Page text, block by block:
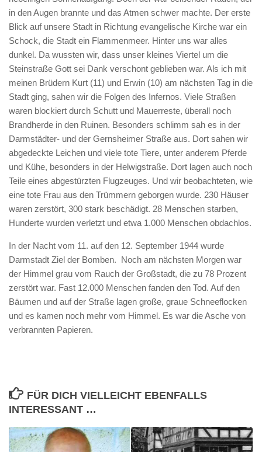
in den Augen brannte und das Atmen schwer machte. Der erste
Blick auf unsere Stadt in Richtung evangelische Kirche war ein
Schock, die Stadt ein Flammenmeer. Hinter uns war alles
dunkel. Da wussten wir, dass unser kleines Viertel um die
Steinstraße Gott sei Dank verschont geblieben war. Als ich mit
meinen Brüdern Kurt (11) und Erwin (10) am nächsten Tag in die
Stadt ging, sahen wir die Folgen des Infernos. Viele Straßen
waren blockiert durch Schutt und Mauerreste, überall noch
Brandherde in den Ruinen. Besonders schlimm sah es in der
Darmstädter- und der Gernsheimer Straße aus. Dort sahen wir
abgedeckte Leichen und viele tote Tiere, unter anderem Pferde
und Kühe, besonders in der Helwigstraße. Dort lagen auch noch
Teile eines abgestürzten Flugzeuges. Und wir beobachteten, wie
eine tote Frau aus den Trümmern geborgen wurde. 230 Häuser
waren zerstört, 300 stark beschädigt. 28 Menschen starben,
Hunderte wurden verletzt und etwa 1.000 Menschen obdachlos.
In der Nacht vom 11. auf den 12. September 1944 wurde
Darmstadt Ziel der Bomben. Noch am nächsten Morgen war
der Himmel grau vom Rauch der Großstadt, die zu 78 Prozent
zerstört war. Fast 12.000 Menschen fanden den Tod. Auf den
Bäumen und auf der Straße lagen große, graue Schneeflocken
und es kamen noch mehr vom Himmel. Es war die Asche von
verbrannten Papieren.
FÜR DICH VIELLEICHT EBENFALLS
INTERESSANT …